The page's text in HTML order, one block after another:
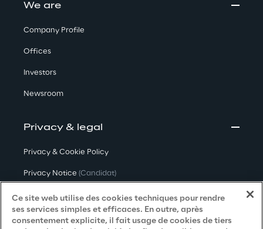
We are
Company Profile
Offices
Investors
Newsroom
Privacy & legal
Privacy & Cookie Policy
Privacy Notice (Candidat)
Privacy Notice (Client)
Privacy Notice (Fournisseur)
Ce site web utilise des cookies techniques pour rendre
ses services simples et efficaces. En outre, après
consentement explicite, il fait usage de cookies de tiers